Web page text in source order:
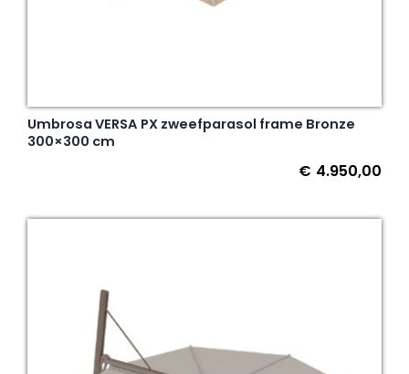
Umbrosa VERSA PX zweefparasol frame Bronze
300×300 cm
€ 4.950,00